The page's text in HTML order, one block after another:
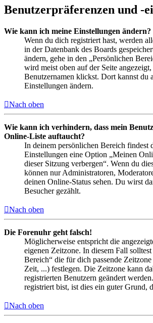
Benutzerpräferenzen und -
Wie kann ich meine Einstellungen ändern?
Wenn du dich registriert hast, werden
in der Datenbank des Boards
ändern, gehe in den „Persönlichen
wird meist oben auf der Seite
Benutzernamen klickst. Dort kannst du
Einstellungen ändern.
Nach oben
Wie kann ich verhindern, dass mein
Online-Liste auftaucht?
In deinem persönlichen Bereich findest
Einstellungen eine Option „Meinen
dieser Sitzung verbergen“. Wenn du
können nur Administratoren,
deinen Online-Status sehen. Du wirst
Besucher gezählt.
Nach oben
Die Forenuhr geht falsch!
Möglicherweise entspricht die
eigenen Zeitzone. In diesem Fall
Bereich“ die für dich passende
Zeit, ...) festlegen. Die Zeitzone kann
registrierten Benutzern geändert
registriert bist, ist dies ein guter Grund,
Nach oben